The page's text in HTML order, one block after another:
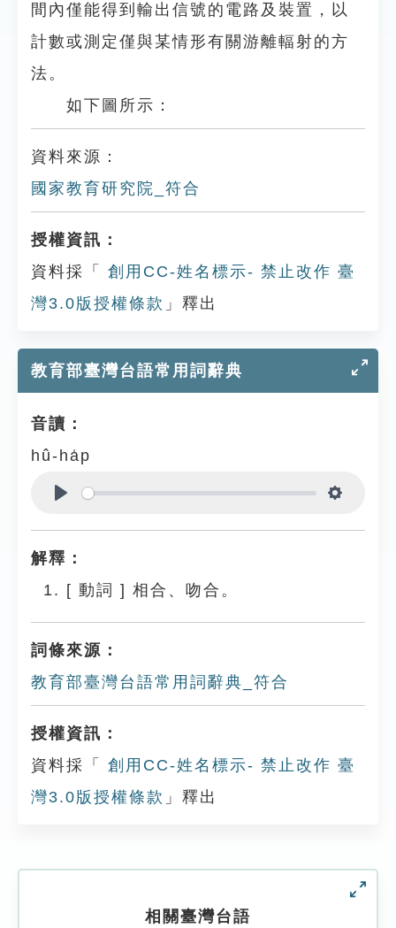
間內僅能得到輸出信號的電路及裝置，以
計數或測定僅與某情形有關游離輻射的方
法。
如下圖所示：
資料來源：
國家教育研究院_符合
授權資訊：
資料採「
創用CC-姓名標示- 禁止改作 臺
灣3.0版授權條款 」釋出
教育部臺灣台語常用詞辭典
音讀：
hû-ha̍p
解釋：
[ 動詞 ] 相合、吻合。
詞條來源：
教育部臺灣台語常用詞辭典_符合
授權資訊：
資料採「
創用CC-姓名標示- 禁止改作 臺
灣3.0版授權條款 」釋出
相關臺灣台語